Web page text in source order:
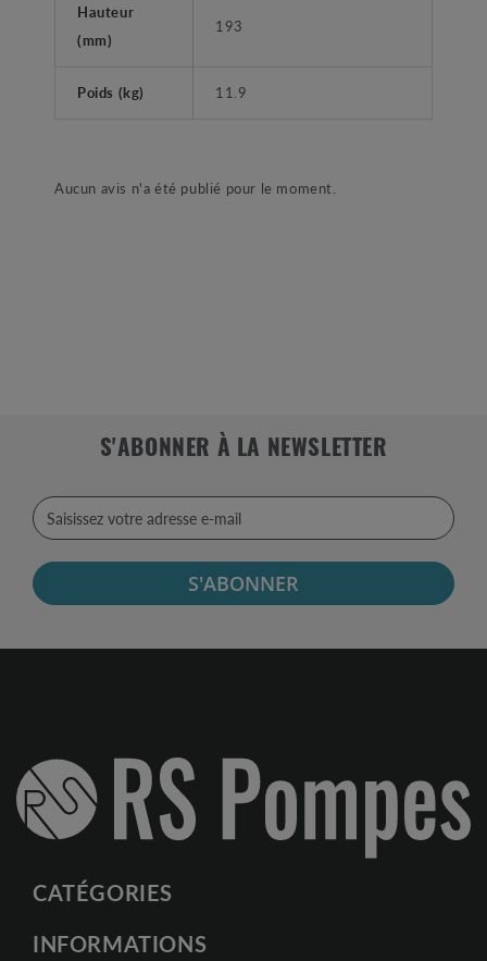
Hauteur
(mm)
193
Poids (kg) 11.9
Aucun avis n'a été publié pour le moment.
S'ABONNER À LA NEWSLETTER
S'ABONNER
CATÉGORIES
INFORMATIONS